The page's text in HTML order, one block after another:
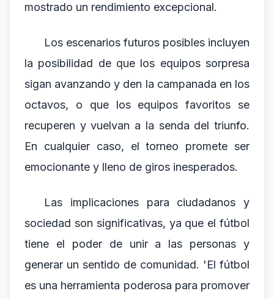
mostrado un rendimiento excepcional.
Los escenarios futuros posibles incluyen
la posibilidad de que los equipos sorpresa
sigan avanzando y den la campanada en los
octavos, o que los equipos favoritos se
recuperen y vuelvan a la senda del triunfo.
En cualquier caso, el torneo promete ser
emocionante y lleno de giros inesperados.
Las implicaciones para ciudadanos y
sociedad son significativas, ya que el fútbol
tiene el poder de unir a las personas y
generar un sentido de comunidad. 'El fútbol
es una herramienta poderosa para promover